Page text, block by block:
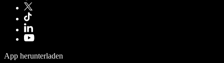
App herunterladen